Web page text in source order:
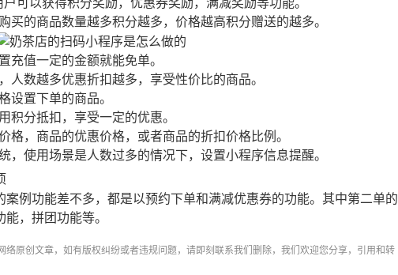
可以获得积分奖励，优惠券奖励，满减奖励等功能。
的商品数量越多积分越多，价格越高积分赠送的越多。
值一定的金额就能免单。
数越多优惠折扣越多，享受性价比的商品。
设置下单的商品。
分抵扣，享受一定的优惠。
，商品的优惠价格，或者商品的折扣价格比例。
使用场景是人数过多的情况下，设置小程序信息提醒。
例功能差不多，都是以预约下单和满减优惠券的功能。其中第二单的
，拼团功能等。
络原创文章，如有版权纠纷或者违规问题，请即刻联系我们删除，我们欢迎您分享，引用和转